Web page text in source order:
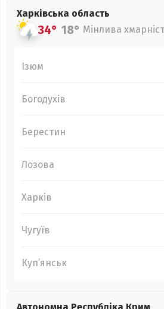
Харківська область
34° 18° Мінлива
Ізюм
Богодухів
Берестин
Лозова
Харків
Чугуїв
Куп’янськ